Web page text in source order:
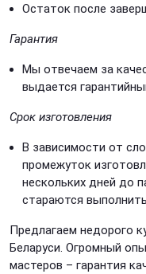
Остаток после
Гарантия
Мы отвечаем за
выдается
Срок изготовления
В зависимости от
промежуток
нескольких дней до
стараются
Предлагаем недорого
Беларуси. Огромный
мастеров – гарантия